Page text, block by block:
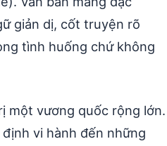
giản dị, cốt truyện rõ
tình huống chứ không
một vương quốc rộng lớn.
vi hành đến những